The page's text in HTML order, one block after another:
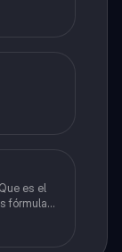
es el
fórmulas